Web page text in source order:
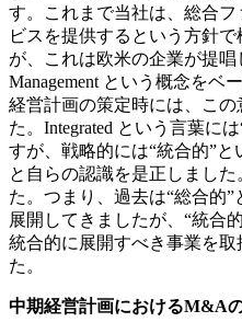
す。これまで当社は、総合
ビスを提供するという方針
が、これは欧米の企業が提唱
Management という概念をベ
経営計画の策定時には、こ
た。Integrated という言葉に
すが、戦略的には“統合的”
と自らの認識を是正しまし
た。つまり、過去は“総合的
展開してきましたが、“統合
統合的に展開すべき事業を
た。
中期経営計画におけるM&A